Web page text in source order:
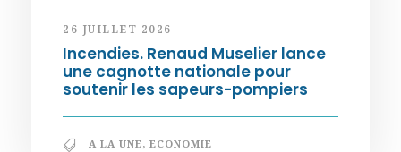
26 JUILLET 2026
Incendies. Renaud Muselier lance
une cagnotte nationale pour
soutenir les sapeurs-pompiers
A LA UNE, ECONOMIE